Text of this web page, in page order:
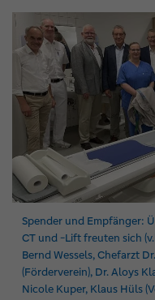
Spender und Empfänger:
CT und -Lift freuten sich
Bernd Wessels, Chefarzt
(Förderverein), Dr. Aloys
Nicole Kuper, Klaus Hüls